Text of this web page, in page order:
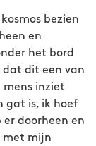
bezien
en
het bord
dat dit een van
mens inziet
gat is, ik hoef
doorheen en
met mijn